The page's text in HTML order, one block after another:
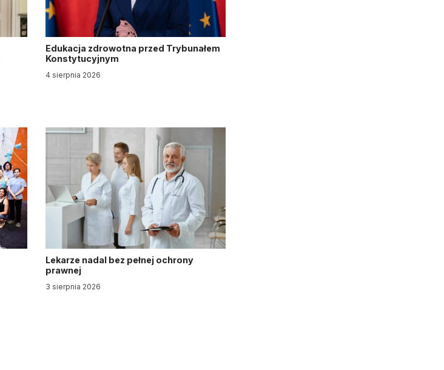
Edukacja zdrowotna przed Trybunałem
Konstytucyjnym
4 sierpnia 2026
Lekarze nadal bez pełnej ochrony
prawnej
3 sierpnia 2026